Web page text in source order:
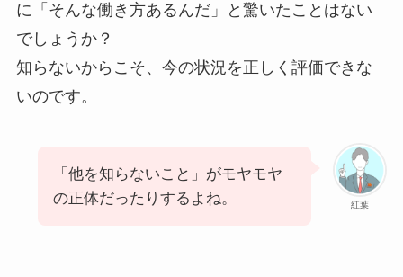
に「そんな働き方あるんだ」と驚いたことはない
でしょうか？
知らないからこそ、今の状況を正しく評価できな
いのです。
紅葉
「他を知らないこと」がモヤモヤ
の正体だったりするよね。